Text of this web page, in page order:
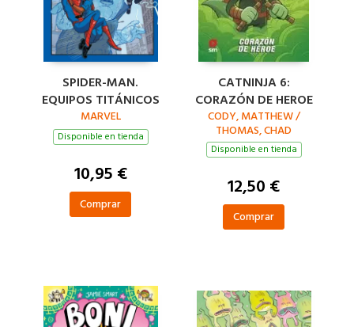
SPIDER-MAN.
EQUIPOS TITÁNICOS
MARVEL
Disponible en tienda
10,95 €
Comprar
CATNINJA 6:
CORAZÓN DE HEROE
CODY, MATTHEW /
THOMAS, CHAD
Disponible en tienda
12,50 €
Comprar